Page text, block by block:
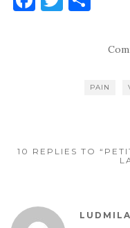
k
ta
er
PAIN
10 REPLIES TO
LUDMILA